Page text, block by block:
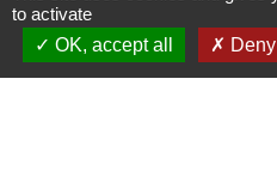
Seine Normandie
to activate
OK, accept all